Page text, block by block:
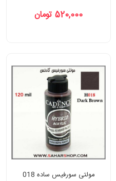
520,000 تومان
مولتی سورفیس ساده 018